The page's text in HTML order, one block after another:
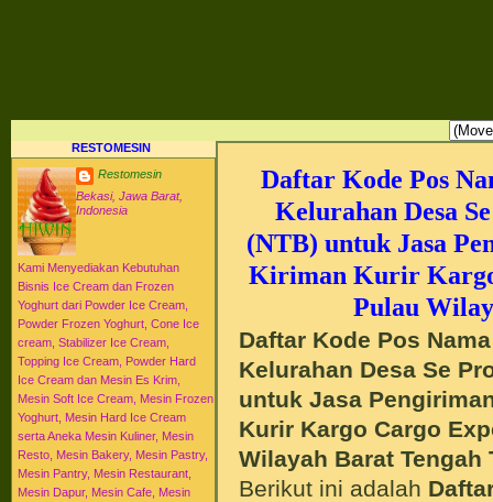
RESTOMESIN
Restomesin
Bekasi, Jawa Barat,
Indonesia
Kami Menyediakan Kebutuhan
Bisnis Ice Cream dan Frozen
Yoghurt dari Powder Ice Cream,
Powder Frozen Yoghurt, Cone Ice
cream, Stabilizer Ice Cream,
Topping Ice Cream, Powder Hard
Ice Cream dan Mesin Es Krim,
Mesin Soft Ice Cream, Mesin Frozen
Yoghurt, Mesin Hard Ice Cream
serta Aneka Mesin Kuliner, Mesin
Resto, Mesin Bakery, Mesin Pastry,
Mesin Pantry, Mesin Restaurant,
Mesin Dapur, Mesin Cafe, Mesin
Daftar Kode Pos
Kelurahan Desa
(NTB) untuk Jasa
Kiriman Kurir
Pulau
Daftar Kode Pos
Kelurahan Desa Se
untuk Jasa
Kurir Kargo Cargo
Wilayah Barat Tengah
Berikut ini adalah